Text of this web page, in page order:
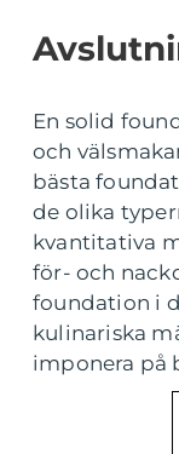
En solid
och
bästa
de olika
kvantitativa
för- och
foundation i
kulinariska
imponera på